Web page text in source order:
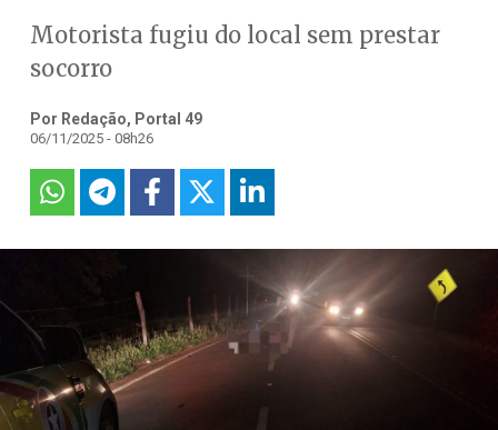
Motorista fugiu do local sem prestar
socorro
Por Redação, Portal 49
06/11/2025 - 08h26